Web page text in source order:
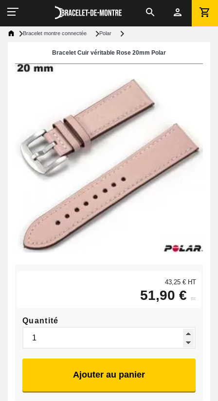
Bracelet montre connectée Polar
Bracelet Cuir véritable Rose 20mm Polar
43,25 € HT
51,90 € ttc
Quantité
Ajouter au panier